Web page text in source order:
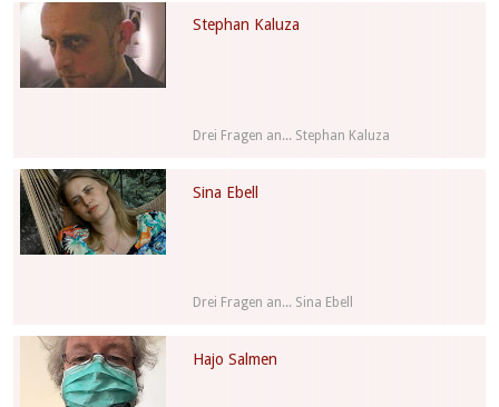
Stephan Kaluza
Drei Fragen an... Stephan Kaluza
Sina Ebell
Drei Fragen an... Sina Ebell
Hajo Salmen